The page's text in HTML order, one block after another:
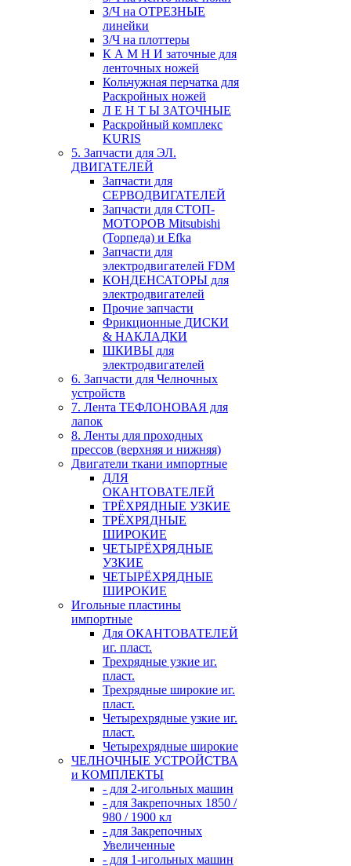
З/Ч на ОТРЕЗНЫЕ
линейки
З/Ч на плоттеры
К А М Н И заточные для
ленточных ножей
Кольчужная перчатка для
Раскройных ножей
Л Е Н Т Ы ЗАТОЧНЫЕ
Раскройный комплекс
KURIS
5. Запчасти для ЭЛ.
ДВИГАТЕЛЕЙ
Запчасти для
СЕРВОДВИГАТЕЛЕЙ
Запчасти для СТОП-
МОТОРОВ Mitsubishi
(Торпеда) и Efka
Запчасти для
электродвигателей FDM
КОНДЕНСАТОРЫ для
электродвигателей
Прочие запчасти
Фрикционные ДИСКИ
& НАКЛАДКИ
ШКИВЫ для
электродвигателей
6. Запчасти для Челночных
устройств
7. Лента ТЕФЛОНОВАЯ для
лапок
8. Ленты для проходных
прессов (верхняя и нижняя)
Двигатели ткани импортные
ДЛЯ
ОКАНТОВАТЕЛЕЙ
ТРЁХРЯДНЫЕ УЗКИЕ
ТРЁХРЯДНЫЕ
ШИРОКИЕ
ЧЕТЫРЁХРЯДНЫЕ
УЗКИЕ
ЧЕТЫРЁХРЯДНЫЕ
ШИРОКИЕ
Игольные пластины
импортные
Для ОКАНТОВАТЕЛЕЙ
иг. пласт.
Трехрядные узкие иг.
пласт.
Трехрядные широкие иг.
пласт.
Четырехрядные узкие иг.
пласт.
Четырехрядные широкие
ЧЕЛНОЧНЫЕ УСТРОЙСТВА
и КОМПЛЕКТЫ
- для 2-игольных машин
- для Закрепочных 1850 /
980 / 1900 кл
- для Закрепочных
Увеличенные
- для 1-игольных машин